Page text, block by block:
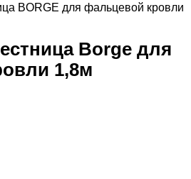
BORGE для фальцевой кровли
Borge для
1,8м